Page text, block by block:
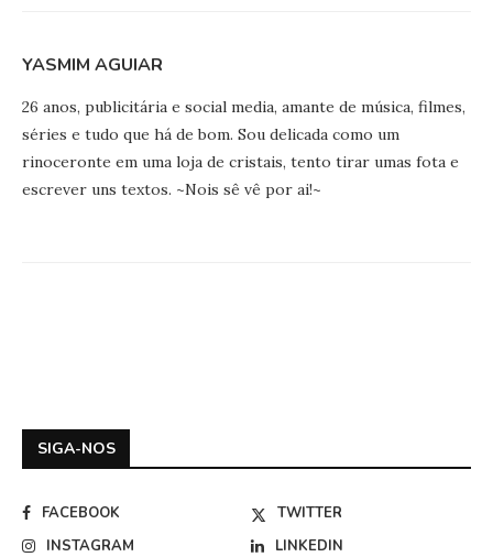
YASMIM AGUIAR
26 anos, publicitária e social media, amante de música, filmes,
séries e tudo que há de bom. Sou delicada como um
rinoceronte em uma loja de cristais, tento tirar umas fota e
escrever uns textos. ~Nois sê vê por ai!~
SIGA-NOS
FACEBOOK
TWITTER
INSTAGRAM
LINKEDIN